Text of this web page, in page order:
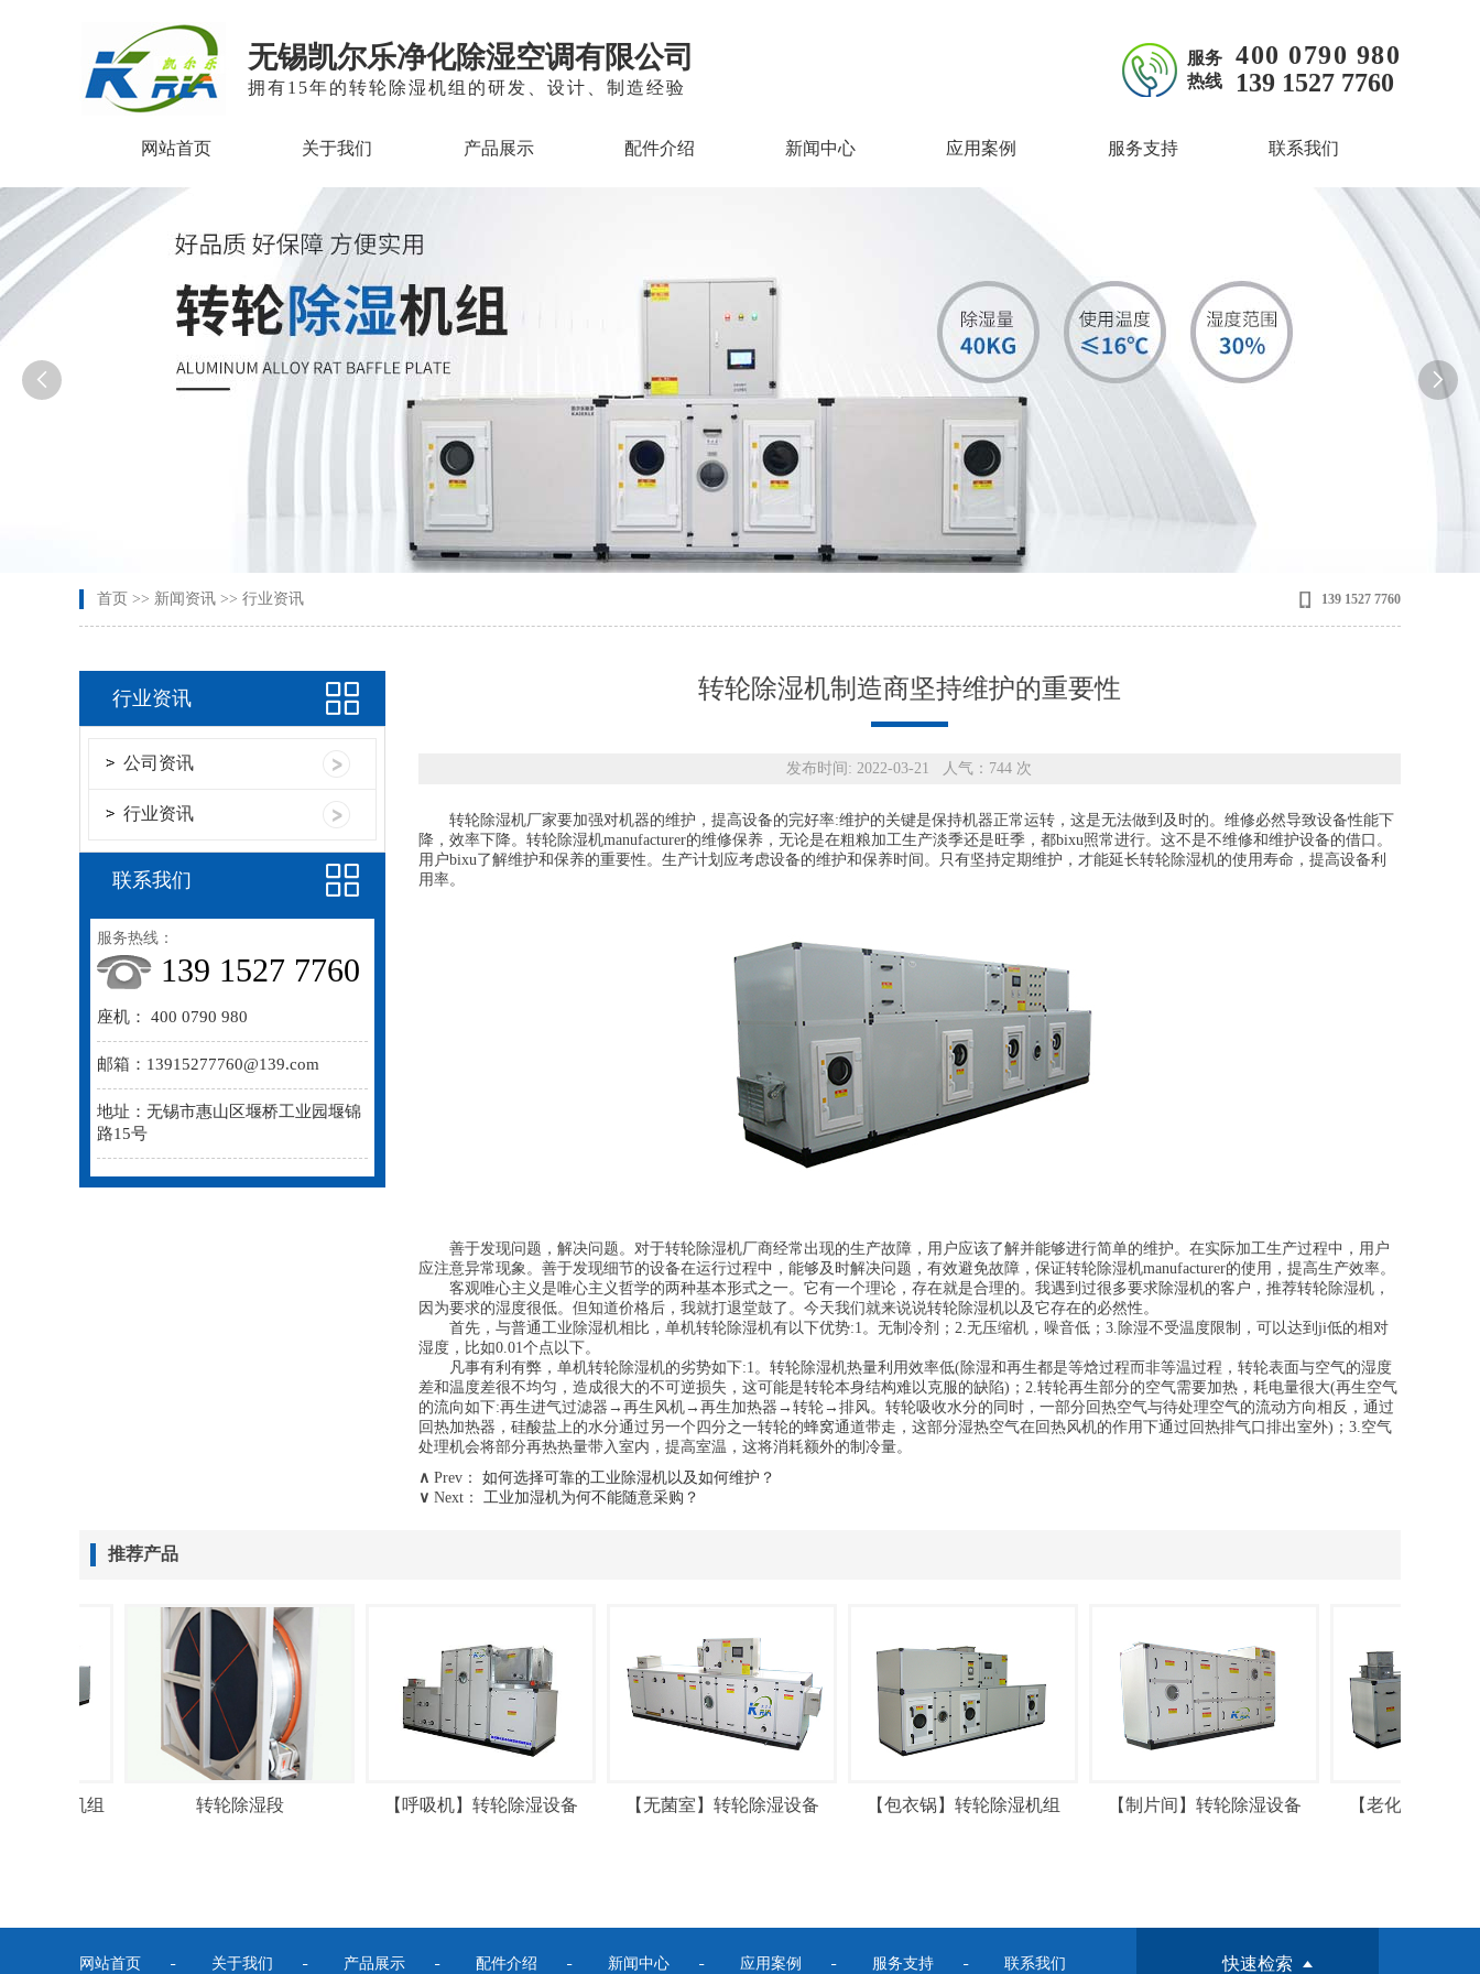
无锡凯尔乐净化除湿空调有限公司
拥有15年的转轮除湿机组的研发、设计、制造经验
服务
热线
400 0790 980
139 1527 7760
网站首页 关于我们 产品展示 配件介绍 新闻中心 应用案例 服务支持 联系我们
 
首页 >> 新闻资讯 >> 行业资讯 139 1527 7760
行业资讯
公司资讯
行业资讯
联系我们
服务热线：
139 1527 7760
座机： 400 0790 980
邮箱：13915277760@139.com
地址：无锡市惠山区堰桥工业园堰锦
路15号
转轮除湿机制造商坚持维护的重要性
发布时间: 2022-03-21 人气：744 次
转轮除湿机厂家要加强对机器的维护，提高设备的完好率:维护的关键是保持机器正常运转，这是无法做到及时的。维修必然导致设备性能下
降，效率下降。转轮除湿机manufacturer的维修保养，无论是在粗粮加工生产淡季还是旺季，都bixu照常进行。这不是不维修和维护设备的借口。
用户bixu了解维护和保养的重要性。生产计划应考虑设备的维护和保养时间。只有坚持定期维护，才能延长转轮除湿机的使用寿命，提高设备利
用率。
善于发现问题，解决问题。对于转轮除湿机厂商经常出现的生产故障，用户应该了解并能够进行简单的维护。在实际加工生产过程中，用户
应注意异常现象。善于发现细节的设备在运行过程中，能够及时解决问题，有效避免故障，保证转轮除湿机manufacturer的使用，提高生产效率。
客观唯心主义是唯心主义哲学的两种基本形式之一。它有一个理论，存在就是合理的。我遇到过很多要求除湿机的客户，推荐转轮除湿机，
因为要求的湿度很低。但知道价格后，我就打退堂鼓了。今天我们就来说说转轮除湿机以及它存在的必然性。
首先，与普通工业除湿机相比，单机转轮除湿机有以下优势:1。无制冷剂；2.无压缩机，噪音低；3.除湿不受温度限制，可以达到ji低的相对
湿度，比如0.01个点以下。
凡事有利有弊，单机转轮除湿机的劣势如下:1。转轮除湿机热量利用效率低(除湿和再生都是等焓过程而非等温过程，转轮表面与空气的湿度
差和温度差很不均匀，造成很大的不可逆损失，这可能是转轮本身结构难以克服的缺陷)；2.转轮再生部分的空气需要加热，耗电量很大(再生空气
的流向如下:再生进气过滤器→再生风机→再生加热器→转轮→排风。转轮吸收水分的同时，一部分回热空气与待处理空气的流动方向相反，通过
回热加热器，硅酸盐上的水分通过另一个四分之一转轮的蜂窝通道带走，这部分湿热空气在回热风机的作用下通过回热排气口排出室外)；3.空气
处理机会将部分再热热量带入室内，提高室温，这将消耗额外的制冷量。
∧ Prev： 如何选择可靠的工业除湿机以及如何维护？
∨ Next： 工业加湿机为何不能随意采购？
推荐产品
除湿机组 转轮除湿段 【呼吸机】转轮除湿设备 【无菌室】转轮除湿设备 【包衣锅】转轮除湿机组 【制片间】转轮除湿设备 【老化间】转轮
网站首页 关于我们 产品展示 配件介绍 新闻中心 应用案例 服务支持 联系我们 快速检索